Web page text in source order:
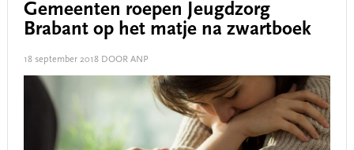
Gemeenten roepen Jeugdzorg
Brabant op het matje na zwartboek
18 september 2018DOOR ANP